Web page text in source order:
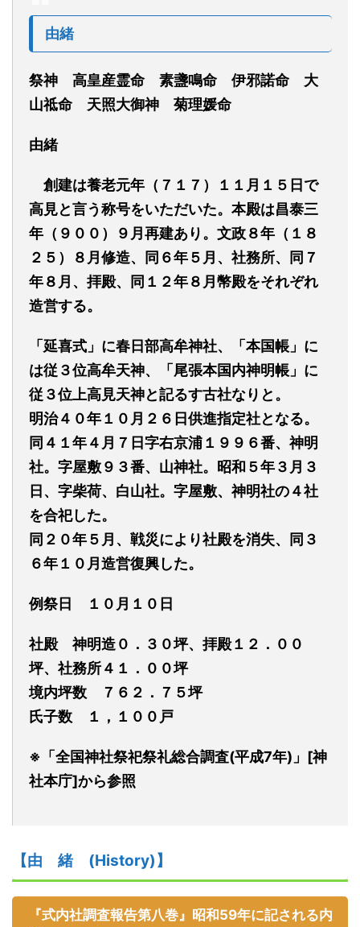
由緒
祭神 高皇産霊命 素盞鳴命 伊邪諾命 大
山祗命 天照大御神 菊理媛命
由緒
創建は養老元年（７１７）１１月１５日で
高見と言う称号をいただいた。本殿は昌泰三
年（９００）９月再建あり。文政８年（１８
２５）８月修造、同６年５月、社務所、同７
年８月、拝殿、同１２年８月幣殿をそれぞれ
造営する。
「延喜式」に春日部高牟神社、「本国帳」に
は従３位高牟天神、「尾張本国内神明帳」に
従３位上高見天神と記るす古社なりと。
明治４０年１０月２６日供進指定社となる。
同４１年４月７日字右京浦１９９６番、神明
社。字屋敷９３番、山神社。昭和５年３月３
日、字柴荷、白山社。字屋敷、神明社の４社
を合祀した。
同２０年５月、戦災により社殿を消失、同３
６年１０月造営復興した。
例祭日 １０月１０日
社殿 神明造０．３０坪、拝殿１２．００
坪、社務所４１．００坪
境内坪数 ７６２．７５坪
氏子数 １，１００戸
※「全国神社祭祀祭礼総合調査(平成7年)」[神
社本庁]から参照
【由 緒 (History)】
『式内社調査報告第八巻』昭和59年に記される内